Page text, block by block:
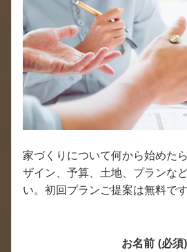
家づくりについて何から始めた
ザイン、予算、土地、プランな
い。初回プランご提案は無料です
お名前 (必須)